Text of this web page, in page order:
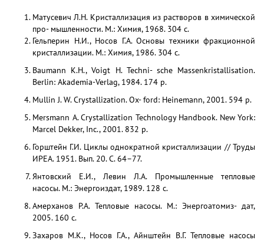
Матусевич Л.Н. Кристаллизация из растворов в химической
про- мышленности. М.: Химия, 1968. 304 с.
Гельперин Н.И., Носов Г.А. Основы техники фракционной
кристаллизации. М.: Химия, 1986. 304 с.
Baumann K.H., Voigt H. Techni- sche Massenkristallisation.
Berlin: Akademia-Verlag, 1984. 174 р.
Mullin J. W. Crystallization. Ox- ford: Heinemann, 2001. 594 p.
Mersmann A. Crystallization Technology Handbook. New York:
Marcel Dekker, Inc., 2001. 832 p.
Горштейн Г.И. Циклы однократной кристаллизации // Труды
ИРЕА. 1951. Вып. 20. С. 64–77.
Янтовский Е.И., Левин Л.А. Промышленные тепловые
насосы. М.: Энергоиздат, 1989. 128 с.
Амерханов Р.А. Тепловые насосы. М.: Энергоатомиз- дат,
2005. 160 с.
Захаров М.К., Носов Г.А., Айнштейн В.Г. Тепловые насосы